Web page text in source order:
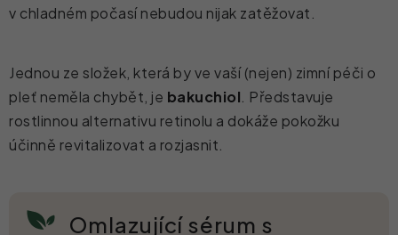
v chladném počasí nebudou nijak zatěžovat.
Jednou ze složek, která by ve vaší (nejen) zimní péči o
pleť neměla chybět, je bakuchiol . Představuje
rostlinnou alternativu retinolu a dokáže pokožku
účinně revitalizovat a rozjasnit.
Omlazující sérum s